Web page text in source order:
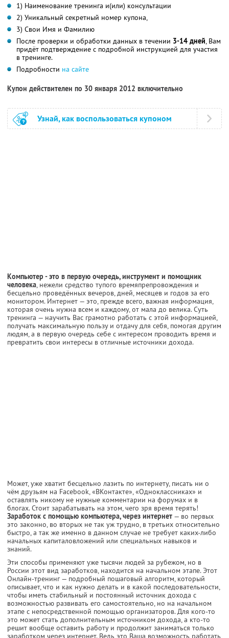
1) Наименование тренинга и(или) консультации
2) Уникальный секретный номер купона,
3) Свои Имя и Фамилию
После проверки и обработки данных в течении 3-14 дней, Вам
придёт подтверждение с подробной инструкцией для участия
в тренинге.
Подробности на сайте
Купон действителен по 30 января 2012 включительно
Узнай, как воспользоваться купоном
Компьютер - это в первую очередь, инструмент и помощник
человека, нежели средство тупого времяпрепровождения и
бесцельно проведённых вечеров, дней, месяцев и годов за его
монитором. Интернет — это, прежде всего, важная информация,
которая очень нужна всем и каждому, от мала до велика. Суть
тренинга — научить Вас грамотно работать с этой информацией,
получать максимальную пользу и отдачу для себя, помогая другим
людям, а в первую очередь себе с интересом проводить время и
превратить свои интересы в отличные источники дохода.
Может, уже хватит бесцельно лазить по интернету, писать ни о
чём друзьям на Facebook, «ВКонтакте», «Одноклассниках» и
оставлять никому не нужные комментарии на форумах и в
блогах. Стоит зарабатывать на этом, чего зря время терять!
Заработок с помощью компьютера, через интернет — во первых
это законно, во вторых не так уж трудно, в третьих относительно
быстро, а так же именно в данном случае не требует каких-либо
начальных капиталовложений или специальных навыков и
знаний.
Эти способы применяют уже тысячи людей за рубежом, но в
России этот вид заработков, находится на начальном этапе. Этот
Онлайн-тренинг — подробный пошаговый алгоритм, который
описывает, что и как нужно делать и в какой последовательности,
чтобы иметь стабильный и постоянный источник дохода с
возможностью развивать его самостоятельно, но на начальном
этапе с непосредственной помощью организаторов. Для кого-то
это может стать дополнительным источником дохода, а кто-то
решит вообще оставить работу и продолжит заниматься только
заработком через интернет. Ведь это Ваша возможность работать